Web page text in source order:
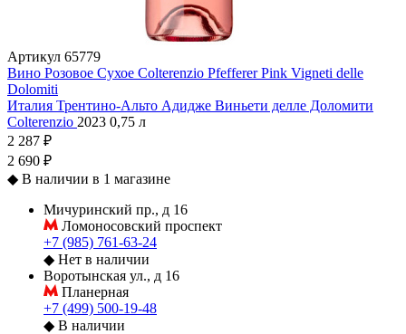
Артикул 65779
Вино Розовое Сухое Colterenzio Pfefferer Pink Vigneti delle
Dolomiti
Италия Трентино-Альто Адидже Виньети делле Доломити
Colterenzio 2023 0,75 л
2 287 ₽
2 690 ₽
◆ В наличии в 1 магазине
Мичуринский пр., д 16
Ломоносовский проспект
+7 (985) 761-63-24
◆ Нет в наличии
Воротынская ул., д 16
Планерная
+7 (499) 500-19-48
◆ В наличии